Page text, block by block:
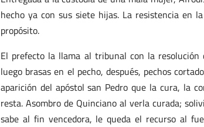
hecho ya con sus siete hijas. La resistencia en
propósito.
El prefecto la llama al tribunal con la
luego brasas en el pecho, después, pechos
aparición del apóstol san Pedro que la cura, la
resta. Asombro de Quinciano al verla curada;
sabe al fin vencedora, le queda el recurso al